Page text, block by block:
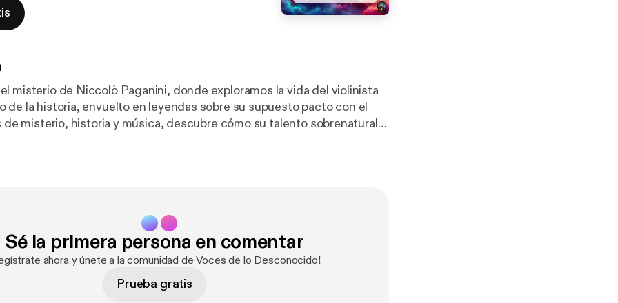
misterio de Niccolò Paganini, donde exploramos la vida del violinista
de la historia, envuelto en leyendas sobre su supuesto pacto con el
de misterio, historia y música, descubre cómo su talento sobrenatural
Sé la primera persona en comentar
ahora y únete a la comunidad de Voces de lo Desconocido!
Prueba gratis